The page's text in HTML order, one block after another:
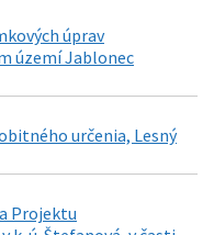
úprav
území Jablonec
určenia, Lesný
Projektu